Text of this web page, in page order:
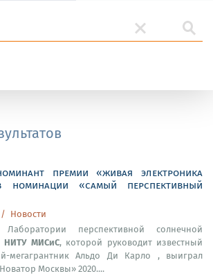
премии «живая электроника
номинации «самый перспективный
Новости
Лаборатории перспективной солнечной
НИТУ МИСиС, которой руководит известный
мегагрантник Альдо Ди Карло , выиграл
Москвы» 2020....